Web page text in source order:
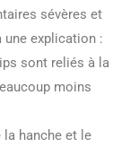
sévères et
une explication :
sont reliés à la
moins
la hanche et le